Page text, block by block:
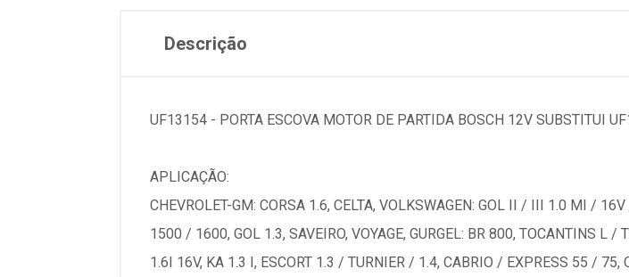
Descrição
UF13154 - PORTA ESCOVA MOTOR DE PARTIDA BOSCH 12V SUBSTITUI
APLICAÇÃO:
CHEVROLET-GM: CORSA 1.6, CELTA, VOLKSWAGEN: GOL II / III 1.0 MI /
1500 / 1600, GOL 1.3, SAVEIRO, VOYAGE, GURGEL: BR 800, TOCANTINS L
1.6I 16V, KA 1.3 I, ESCORT 1.3 / TURNIER / 1.4, CABRIO / EXPRESS 55 / 75,